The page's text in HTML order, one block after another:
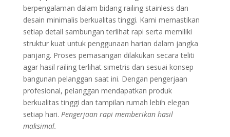
berpengalaman dalam bidang railing stainless dan
desain minimalis berkualitas tinggi. Kami memastikan
setiap detail sambungan terlihat rapi serta memiliki
struktur kuat untuk penggunaan harian dalam jangka
panjang. Proses pemasangan dilakukan secara teliti
agar hasil railing terlihat simetris dan sesuai konsep
bangunan pelanggan saat ini. Dengan pengerjaan
profesional, pelanggan mendapatkan produk
berkualitas tinggi dan tampilan rumah lebih elegan
setiap hari. Pengerjaan rapi memberikan hasil
maksimal.